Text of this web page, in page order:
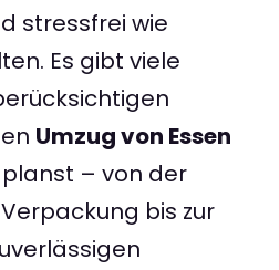
stressfrei wie
Es gibt viele
Umzug von Essen
planst – von der
bis zur